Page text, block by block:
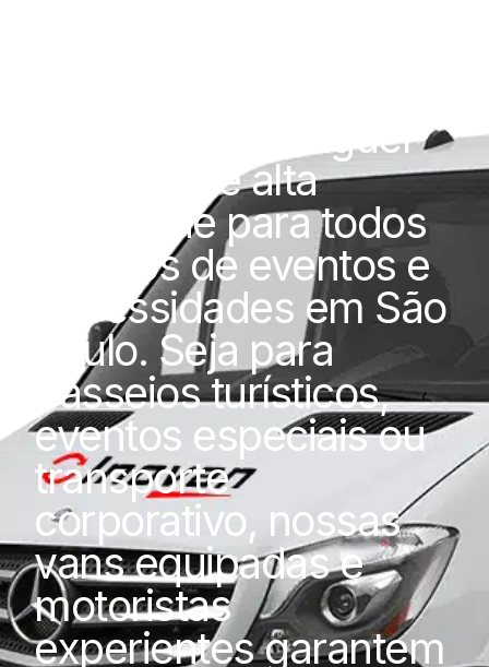
Oferecemos aluguel
de vans de alta
qualidade para todos
os tipos de eventos e
necessidades em São
Paulo. Seja para
passeios turísticos,
eventos especiais ou
transporte
corporativo, nossas
vans equipadas e
motoristas
experientes garantem